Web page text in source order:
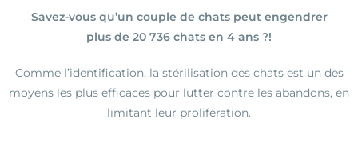
Savez-vous qu’un couple de chats peut engendrer
plus de 20 736 chats en 4 ans ?!
Comme l’identification, la stérilisation des chats est un des
moyens les plus efficaces pour lutter contre les abandons, en
limitant leur prolifération.